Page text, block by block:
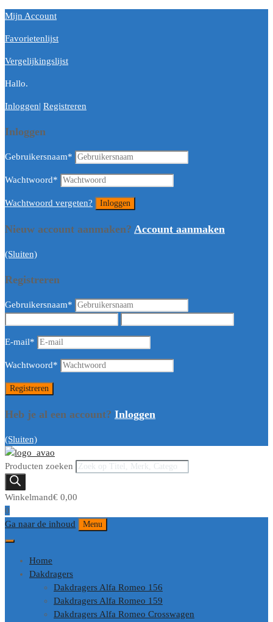
Mijn Account
Favorietenlijst
Vergelijkingslijst
Hallo.
Inloggen| Registreren
Inloggen
Gebruikersnaam*
Wachtwoord*
Wachtwoord vergeten?
Nieuw account aanmaken? Account aanmaken
(Sluiten)
Registreren
Gebruikersnaam*
E-mail*
Wachtwoord*
Heb je al een account? Inloggen
(Sluiten)
Producten zoeken
Winkelmand€ 0,00
0
Ga naar de inhoud
Menu
Home
Dakdragers
Dakdragers Alfa Romeo 156
Dakdragers Alfa Romeo 159
Dakdragers Alfa Romeo Crosswagen